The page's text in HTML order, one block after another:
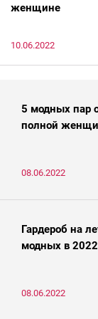
женщине
10.06.2022
5 модных пар
полной
08.06.2022
Гардероб на
модных в 2022
08.06.2022